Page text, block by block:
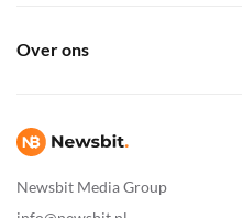
Newsbit Media Group
Over ons